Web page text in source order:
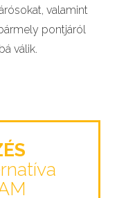
valamint
pontjáról
válik.